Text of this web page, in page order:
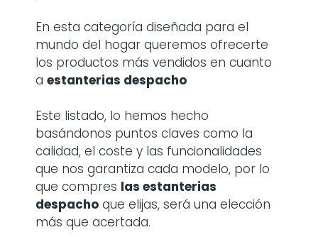
En esta categoría diseñada para el
mundo del hogar queremos ofrecerte
los productos más vendidos en cuanto
a estanterias despacho
Este listado, lo hemos hecho
basándonos puntos claves como la
calidad, el coste y las funcionalidades
que nos garantiza cada modelo, por lo
que compres las estanterias
despacho que elijas, será una elección
más que acertada.